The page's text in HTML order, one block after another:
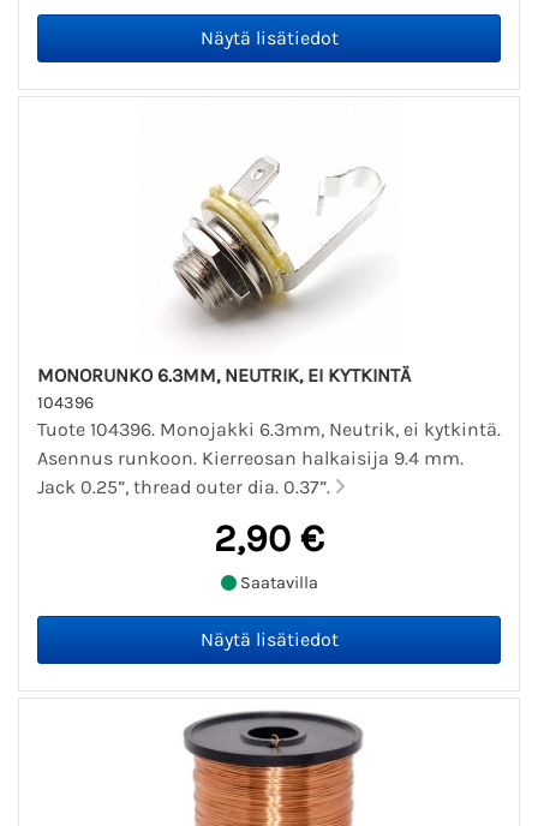
MONORUNKO 6.3MM, NEUTRIK, EI KYTKINTÄ
104396
Tuote 104396. Monojakki 6.3mm, Neutrik, ei kytkintä.
Asennus runkoon. Kierreosan halkaisija 9.4 mm.
Jack 0.25”, thread outer dia. 0.37”.
2,90 €
Saatavilla